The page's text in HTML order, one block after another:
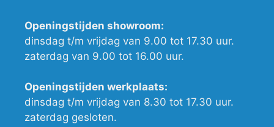
Openingstijden showroom:
dinsdag t/m vrijdag van 9.00 tot 17.30 uur.
zaterdag van 9.00 tot 16.00 uur.
Openingstijden werkplaats:
dinsdag t/m vrijdag van 8.30 tot 17.30 uur.
zaterdag gesloten.